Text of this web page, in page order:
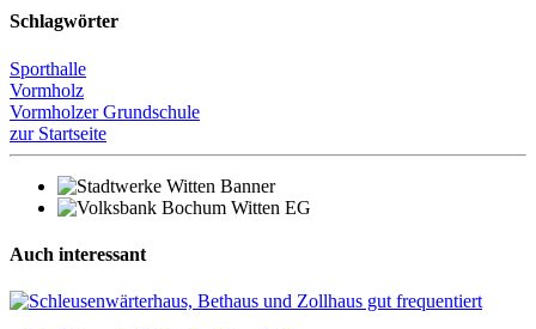
Schlagwörter
Sporthalle
Vormholz
Vormholzer Grundschule
zur Startseite
Auch interessant